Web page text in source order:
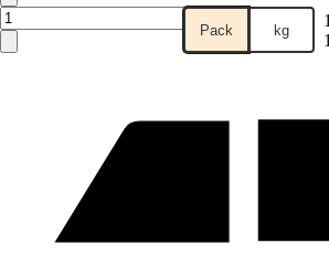
Pack kg